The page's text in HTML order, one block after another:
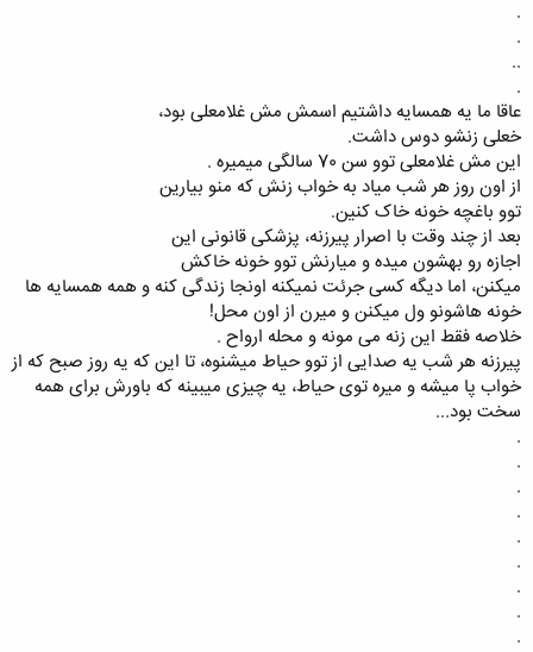
.
.
..
.
ﻋﺎﻗﺎ ﻣﺎ ﯾﻪ ﻫﻤﺴﺎﯾﻪ ﺩﺍﺷﺘﯿﻢ ﺍﺳﻤﺶ ﻣﺶ ﻏﻼﻣﻌﻠﯽ ﺑﻮﺩ،
ﺧﻌﻠﯽ ﺯﻧﺸﻮ ﺩﻭﺱ ﺩﺍﺷﺖ.
ﺍﯾﻦ ﻣﺶ ﻏﻼﻣﻌﻠﯽ ﺗﻮﻭ ﺳﻦ 70 ﺳﺎﻟﮕﯽ ﻣﯿﻤﯿﺮﻩ .
ﺍﺯ ﺍﻭﻥ ﺭﻭﺯ ﻫﺮ ﺷﺐ ﻣﯿﺎﺩ ﺑﻪ ﺧﻮﺍﺏ ﺯﻧﺶ ﮐﻪ ﻣﻨﻮ ﺑﯿﺎﺭﯾﻦ
ﺗﻮﻭ ﺑﺎﻏﭽﻪ ﺧﻮﻧﻪ ﺧﺎﮎ ﮐﻨﯿﻦ.
ﺑﻌﺪ ﺍﺯ ﭼﻨﺪ ﻭﻗﺖ ﺑﺎ ﺍﺻﺮﺍر پیرﺯﻧﻪ، ﭘﺰﺷﮑﯽ ﻗﺎﻧﻮﻧﯽ ﺍﯾﻦ
ﺍﺟﺎﺯﻩ ﺭﻭ ﺑﻬﺸﻮﻥ ﻣﯿﺪﻩ ﻭ ﻣﯿﺎﺭﻧﺶ ﺗﻮﻭ ﺧﻮﻧﻪ ﺧﺎﮐﺶ
ﻣﯿﮑﻨﻦ، ﺍﻣﺎ ﺩﯾﮕﻪ ﮐﺴﯽ ﺟﺮﺋﺖ ﻧﻤﯿﮑﻨﻪ ﺍﻭﻧﺠﺎ ﺯﻧﺪﮔﯽ ﮐﻨﻪ ﻭ ﻫﻤﻪ ﻫﻤﺴﺎﯾﻪ ﻫﺎ
ﺧﻮﻧﻪ ﻫﺎﺷﻮﻧﻮ ﻭﻝ ﻣﯿﮑﻨﻦ ﻭ ﻣﯿﺮﻥ ﺍﺯ ﺍﻭﻥ ﻣﺤﻞ!
ﺧﻼﺻﻪ ﻓﻘﻂ ﺍﯾﻦ ﺯﻧﻪ می موﻧﻪ ﻭ ﻣﺤﻠﻪ ﺍﺭﻭﺍﺡ .
پیرﺯﻧﻪ ﻫﺮ ﺷﺐ ﯾﻪ ﺻﺪﺍﯾﯽ ﺍﺯ ﺗﻮﻭ ﺣﯿﺎﻁ ﻣﯿﺸﻨﻮﻩ، ﺗﺎ ﺍﯾﻦ ﮐﻪ ﯾﻪ ﺭﻭﺯ ﺻﺒﺢ ﮐﻪ ﺍﺯ
ﺧﻮﺍﺏ ﭘﺎ ﻣﯿﺸﻪ ﻭ ﻣﯿﺮﻩ توی ﺣﯿﺎﻁ، ﯾﻪ ﭼﯿﺰﯼ ﻣﯿﺒﯿﻨﻪ ﮐﻪ ﺑﺎﻭﺭﺵ ﺑﺮﺍﯼ ﻫﻤﻪ
ﺳﺨﺖ ﺑﻮﺩ...
.
.
.
.
.
.
.
.
.